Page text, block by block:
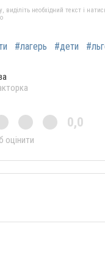
необхідний текст і
#лагерь #дети
0,0
оцінити